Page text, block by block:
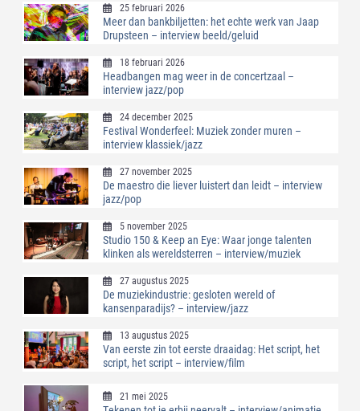
25 februari 2026
Meer dan bankbiljetten: het echte werk van Jaap
Drupsteen – interview beeld/geluid
18 februari 2026
Headbangen mag weer in de concertzaal –
interview jazz/pop
24 december 2025
Festival Wonderfeel: Muziek zonder muren –
interview klassiek/jazz
27 november 2025
De maestro die liever luistert dan leidt – interview
jazz/pop
5 november 2025
Studio 150 & Keep an Eye: Waar jonge talenten
klinken als wereldsterren – interview/muziek
27 augustus 2025
De muziekindustrie: gesloten wereld of
kansenparadijs? – interview/jazz
13 augustus 2025
Van eerste zin tot eerste draaidag: Het script, het
script, het script – interview/film
21 mei 2025